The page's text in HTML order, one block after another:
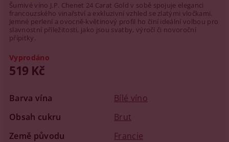
Šumivé víno J.P. Chenet 24 Carat Gold v sobě spojuje eleganci
francouzského vinařství a exkluzivní vzhled se zlatými vločkami.
Jemné perlení a ovocně-květinový profil ho činí ideální volbou pro
slavnostní příležitosti, jako jsou svatby, výročí či novoroční
přípitky.
Vyprodáno
519 Kč
Barva vína
Bílé víno
Obsah cukru
Brut
Země původu
Francie